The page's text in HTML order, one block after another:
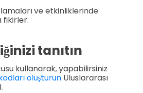
ve etkinliklerinde
fikirler:
tanıtın
kullanarak, yapabilirsiniz
oluşturun Uluslararası